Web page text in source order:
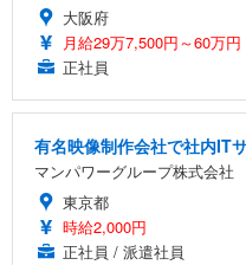
大阪府
月給29万7,500円～60万円
正社員
有名映像制作会社で社内IT
マンパワーグループ株式会社
東京都
時給2,000円
正社員 / 派遣社員